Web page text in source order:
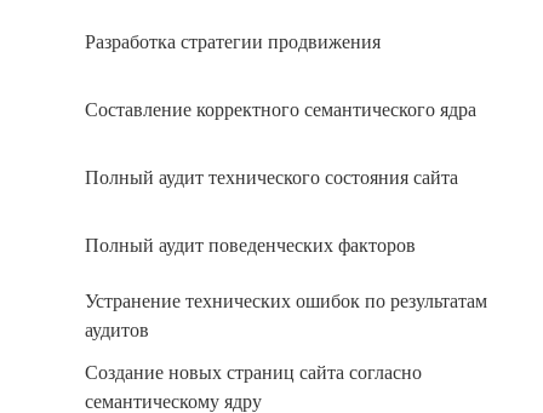
Разработка стратегии продвижения
Составление корректного семантического ядра
Полный аудит технического состояния сайта
Полный аудит поведенческих факторов
Устранение технических ошибок по результатам
аудитов
Создание новых страниц сайта согласно
семантическому ядру